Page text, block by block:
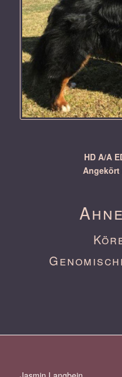
HD A/A
Angekört